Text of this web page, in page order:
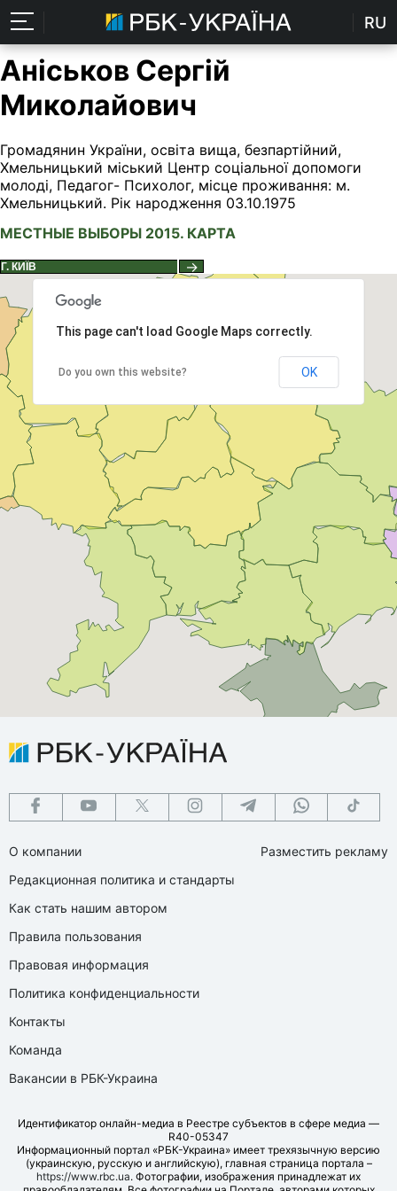
RU
Аніськов Сергій
Миколайович
Громадянин України, освіта вища, безпартійний,
Хмельницький міський Центр соціальної допомоги
молоді, Педагог- Психолог, місце проживання: м.
Хмельницький. Рік народження 03.10.1975
МЕСТНЫЕ ВЫБОРЫ 2015. КАРТА
→
This page can't load Google Maps correctly.
Do you own this website? OK
О компании
Редакционная политика и стандарты
Как стать нашим автором
Правила пользования
Правовая информация
Политика конфиденциальности
Контакты
Команда
Вакансии в РБК-Украина
Разместить рекламу
Идентификатор онлайн-медиа в Реестре субъектов в сфере медиа —
R40-05347
Информационный портал «РБК-Украина» имеет трехязычную версию
(украинскую, русскую и английскую), главная страница портала –
https://www.rbc.ua. Фотографии, изображения принадлежат их